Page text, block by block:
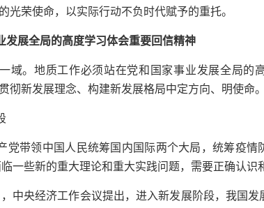
光荣使命，以实际行动不负时代赋予的重托。
发展全局的高度学习体会重要回信精神
域。地质工作必须站在党和国家事业发展全局的
彻新发展理念、构建新发展格局中定方向、明使命。
党带领中国人民统筹国内国际两个大局，统筹疫情
一些新的重大理论和重大实践问题，需要正确认识
，中央经济工作会议提出，进入新发展阶段，我国发